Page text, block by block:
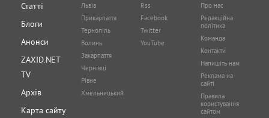
Статті
Блоги
Анонси
ZAXID.NET
TV
Архів
Карта сайту
Львів
Прикарпаття
Тернопіль
Волинь
Закарпаття
Чернівці
Рівне
Хмельницький
Rss
Facebook
Twitter
YouTube
Про нас
Редакційна
політика
Команда
Контакти
Напишіть нам
Реклама на
сайті
Правила
користування
сайтом